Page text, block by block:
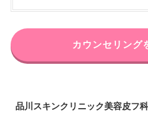
カウンセリング
品川スキンクリニック美容皮フ科